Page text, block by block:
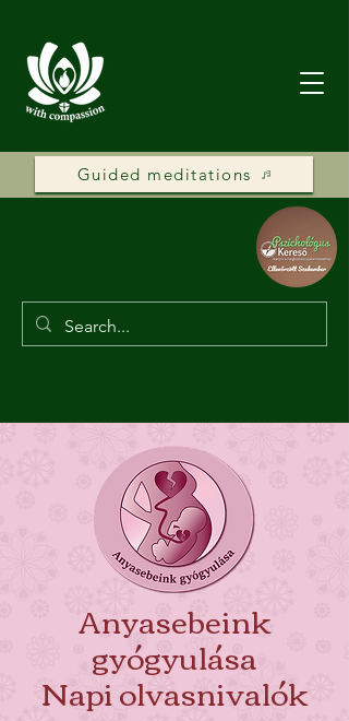
Guided meditations
Anyasebeink
gyógyulása
Napi olvasnivalók